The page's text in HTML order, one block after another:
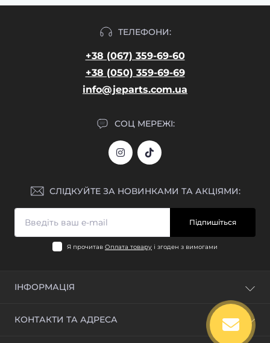
ТЕЛЕФОНИ:
+38 (067) 359-69-60
+38 (050) 359-69-69
info@jeparts.com.ua
СОЦ МЕРЕЖІ:
СЛІДКУЙТЕ ЗА НОВИНКАМИ ТА АКЦІЯМИ:
Підпишіться
Я прочитав Оплата товару і згоден з вимогами
ІНФОРМАЦІЯ
Відгуки
КОНТАКТИ ТА АДРЕСА